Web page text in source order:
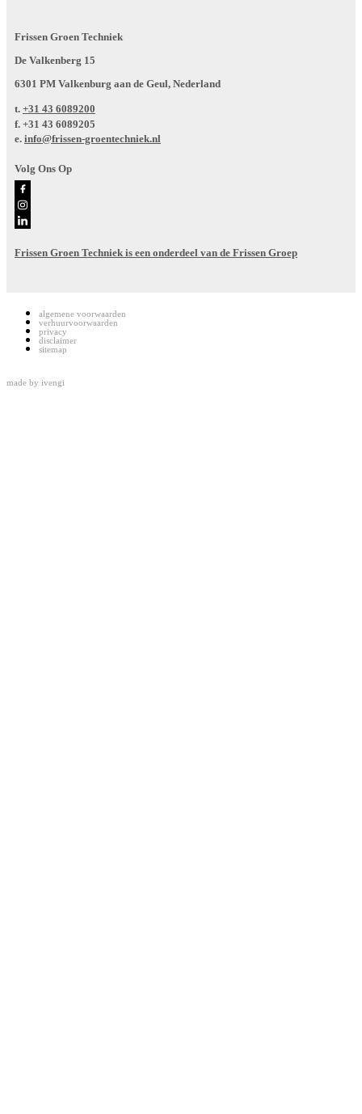
Frissen Groen Techniek
De Valkenberg 15
6301 PM Valkenburg aan de Geul, Nederland
t. +31 43 6089200
f. +31 43 6089205
e. info@frissen-groentechniek.nl
Volg Ons Op
Frissen Groen Techniek is een onderdeel van de Frissen Groep
algemene voorwaarden
verhuurvoorwaarden
privacy
disclaimer
sitemap
made by ivengi